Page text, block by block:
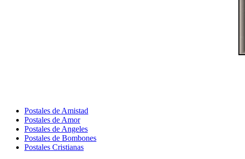
Postales de Amistad
Postales de Amor
Postales de Angeles
Postales de Bombones
Postales Cristianas